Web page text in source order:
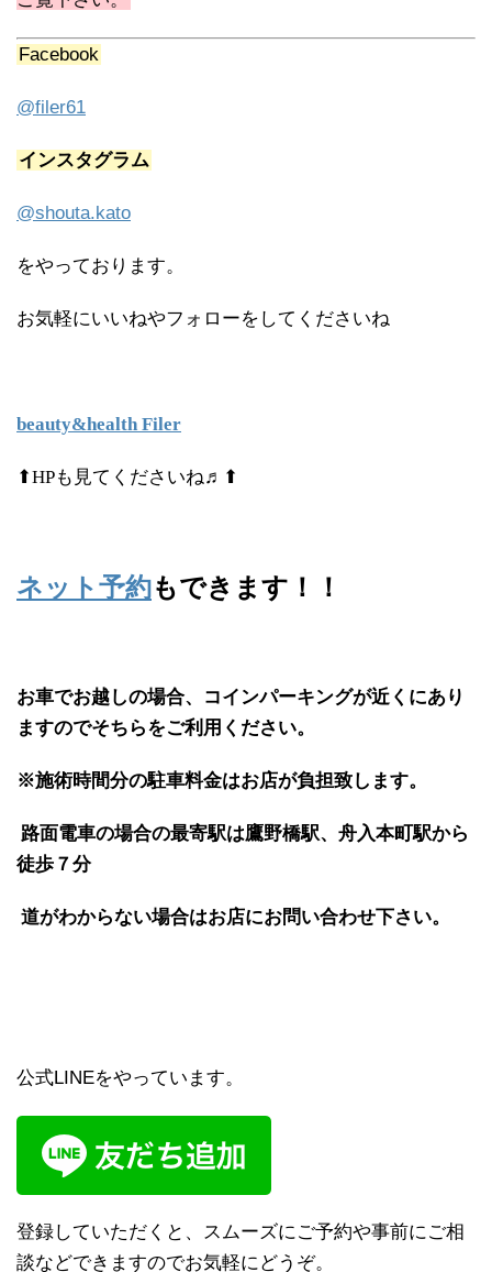
Facebook
@filer61
インスタグラム
@shouta.kato
をやっております。
お気軽にいいねやフォローをしてくださいね
beauty&health Filer
⬆HPも見てくださいね♬⬆
ネット予約もできます！！
お車でお越しの場合、コインパーキングが近くにあり
ますのでそちらをご利用ください。
※施術時間分の駐車料金はお店が負担致します。
路面電車の場合の最寄駅は鷹野橋駅、舟入本町駅から
徒歩７分
道がわからない場合はお店にお問い合わせ下さい。
公式LINEをやっています。
登録していただくと、スムーズにご予約や事前にご相
談などできますのでお気軽にどうぞ。